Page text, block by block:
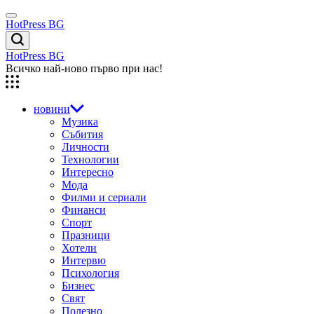
Skip
to
content
Menu
HotPress BG
Търсене
HotPress BG
Всичко най-ново първо при нас!
новини
Музика
Събития
Личности
Технологии
Интересно
Мода
Филми и сериали
Финанси
Спорт
Празници
Хотели
Интервю
Психология
Бизнес
Свят
Полезно